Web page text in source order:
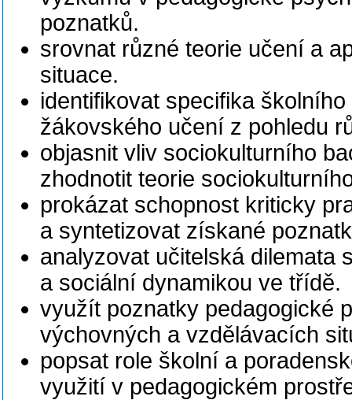
poznatků.
srovnat různé teorie učení a
situace.
identifikovat specifika
žákovského učení z pohledu
objasnit vliv sociokulturního
zhodnotit teorie
prokázat schopnost kriticky
a syntetizovat získané
analyzovat učitelská dilemata
a sociální dynamikou ve třídě.
využít poznatky pedagogické
výchovných a vzdělávacích
popsat role školní a
využití v pedagogickém